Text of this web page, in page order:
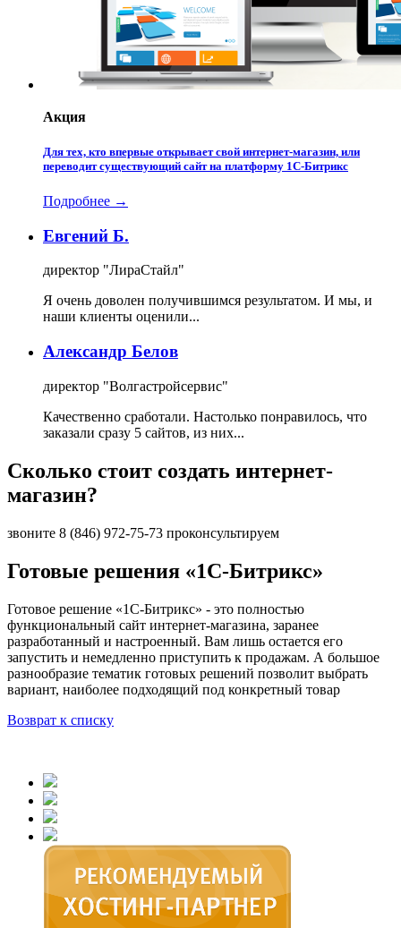
Акция
Для тех, кто впервые открывает свой интернет-магазин, или
переводит существующий сайт на платформу 1С-Битрикс
Подробнее →
Евгений Б.
директор "ЛираСтайл"
Я очень доволен получившимся результатом. И мы, и
наши клиенты оценили...
Александр Белов
директор "Волгастройсервис"
Качественно сработали. Настолько понравилось, что
заказали сразу 5 сайтов, из них...
Сколько стоит создать интернет-
магазин?
звоните 8 (846) 972-75-73 проконсультируем
Готовые решения «1С-Битрикс»
Готовое решение «1С-Битрикс» - это полностью
функциональный сайт интернет-магазина, заранее
разработанный и настроенный. Вам лишь остается его
запустить и немедленно приступить к продажам. А большое
разнообразие тематик готовых решений позволит выбрать
вариант, наиболее подходящий под конкретный товар
Возврат к списку